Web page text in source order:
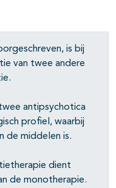
is bij
van twee andere
antipsychotica
profiel, waarbij
de middelen is.
dient
de monotherapie.